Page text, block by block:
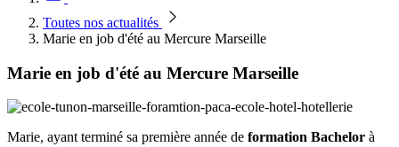
Toutes nos actualités
Marie en job d'été au Mercure Marseille
Marie en job d'été au Mercure Marseille
Marie, ayant terminé sa première année de formation Bachelor à